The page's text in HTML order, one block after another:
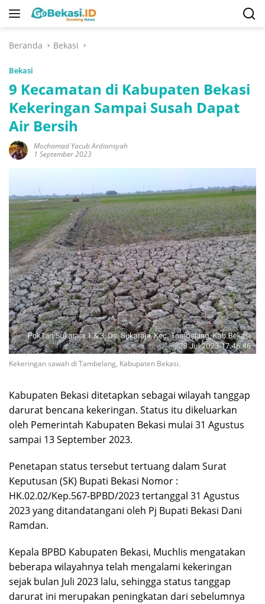
Langsung
Beranda
Bekasi
Bekasi
9 Kecamatan di Kabupaten Bekasi
Kekeringan Sampai Susah Dapat
Air Bersih
Mochamad Yacub Ardiansyah
1 September 2023
Kekeringan sawah di Tambelang, Kabupaten Bekasi.
Kabupaten Bekasi ditetapkan sebagai wilayah tanggap
darurat bencana kekeringan. Status itu dikeluarkan
oleh Pemerintah Kabupaten Bekasi mulai 31 Agustus
sampai 13 September 2023.
Penetapan status tersebut tertuang dalam Surat
Keputusan (SK) Bupati Bekasi Nomor :
HK.02.02/Kep.567-BPBD/2023 tertanggal 31 Agustus
2023 yang ditandatangani oleh Pj Bupati Bekasi Dani
Ramdan.
Kepala BPBD Kabupaten Bekasi, Muchlis mengatakan
beberapa wilayahnya telah mengalami kekeringan
sejak bulan Juli 2023 lalu, sehingga status tanggap
darurat ini merupakan peningkatan dari sebelumnya